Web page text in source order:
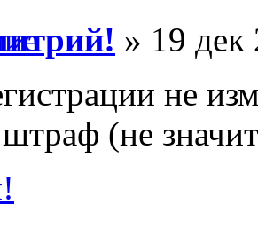
» 19 дек
не
(не